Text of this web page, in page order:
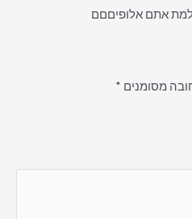
אתם אלופיםםם
מסומנים *